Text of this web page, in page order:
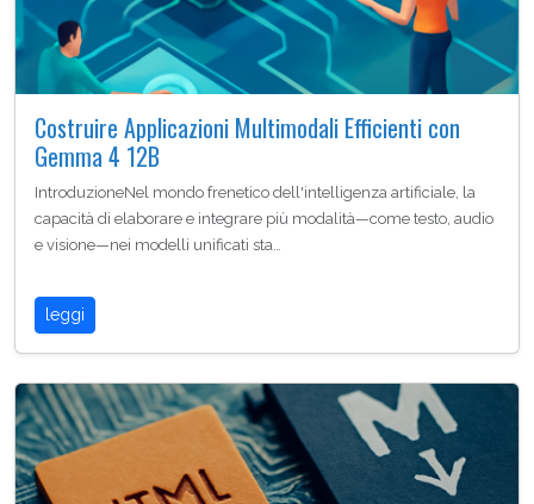
Costruire Applicazioni Multimodali Efficienti con
Gemma 4 12B
IntroduzioneNel mondo frenetico dell'intelligenza artificiale, la
capacità di elaborare e integrare più modalità—come testo, audio
e visione—nei modelli unificati sta…
leggi